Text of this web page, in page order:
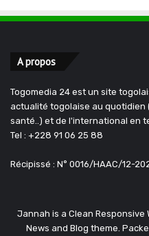
A propos
Togomedia 24 est un site
actualité togolaise au quotidien
santé..) et de l'international en
Tel : +228 91 06 25 88
Récipissé : N° 0016/HAAC/12-
Jannah is a Clean Responsive
News and Blog theme.